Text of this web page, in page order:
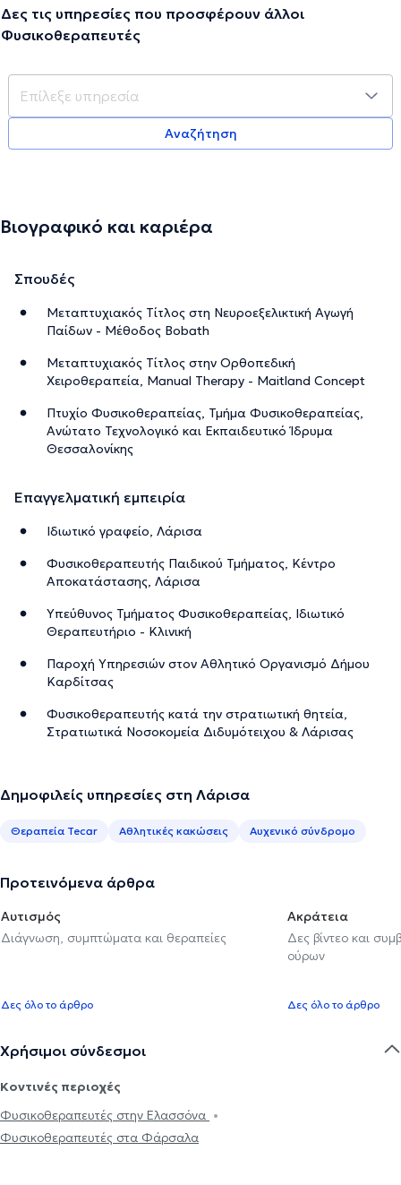
Δες τις υπηρεσίες που προσφέρουν άλλοι
Φυσικοθεραπευτές
Αναζήτηση
Βιογραφικό και καριέρα
Σπουδές
Μεταπτυχιακός Τίτλος στη Νευροεξελικτική Αγωγή
Παίδων - Μέθοδος Bobath
Μεταπτυχιακός Τίτλος στην Ορθοπεδική
Χειροθεραπεία, Manual Therapy - Maitland Concept
Πτυχίο Φυσικοθεραπείας, Τμήμα Φυσικοθεραπείας,
Ανώτατο Τεχνολογικό και Εκπαιδευτικό Ίδρυμα
Θεσσαλονίκης
Επαγγελματική εμπειρία
Ιδιωτικό γραφείο, Λάρισα
Φυσικοθεραπευτής Παιδικού Τμήματος, Κέντρο
Αποκατάστασης, Λάρισα
Υπεύθυνος Τμήματος Φυσικοθεραπείας, Ιδιωτικό
Θεραπευτήριο - Κλινική
Παροχή Υπηρεσιών στον Αθλητικό Οργανισμό Δήμου
Καρδίτσας
Φυσικοθεραπευτής κατά την στρατιωτική θητεία,
Στρατιωτικά Νοσοκομεία Διδυμότειχου & Λάρισας
Δημοφιλείς υπηρεσίες στη Λάρισα
Θεραπεία Tecar Αθλητικές κακώσεις Αυχενικό σύνδρομο
Προτεινόμενα άρθρα
Αυτισμός
Διάγνωση, συμπτώματα και θεραπείες
Δες όλο το άρθρο
Ακράτεια
Δες βίντεο και
ούρων
Δες όλο το άρθρο
Χρήσιμοι σύνδεσμοι
Κοντινές περιοχές
Φυσικοθεραπευτές στην Ελασσόνα
Φυσικοθεραπευτές στα Φάρσαλα